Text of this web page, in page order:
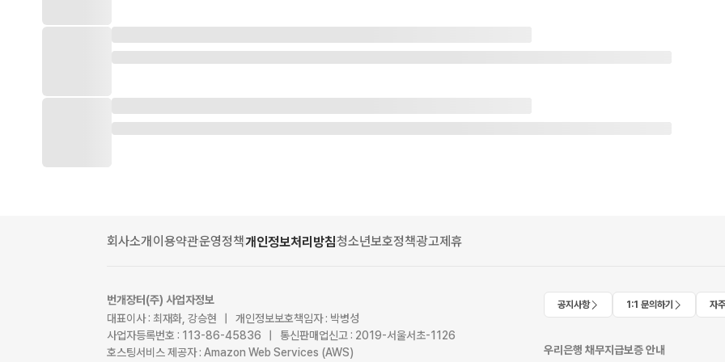
회사소개이용약관운영정책개인정보처리방침청소년보호정책광고제휴
번개장터(주) 사업자정보
대표이사 : 최재화, 강승현 | 개인정보보호책임자 : 박병성
사업자등록번호 : 113-86-45836 | 통신판매업신고 : 2019-서울서초-1126
호스팅서비스 제공자 : Amazon Web Services (AWS)
공지사항 1:1 문의하기 자
우리은행 채무지급보증 안내